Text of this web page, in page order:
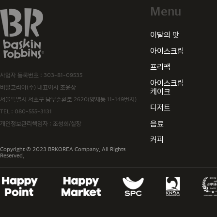
baskiN robbiNs
사업자 등록번호 : 303-81-09535
비알코리아(주) 대표이사 조윤상
서울특별시 서초구 남부순환로 2620(양재동 11-149번지)
TEL : 080-555-3131
개인정보관리책임자 : 조성희/실장
Copyright © 2023 BRKOREA Company. All Rights
Reserved.
Menu
이달의 맛
아이스크림
프리팩
아이스크림
케이크
디저트
음료
커피